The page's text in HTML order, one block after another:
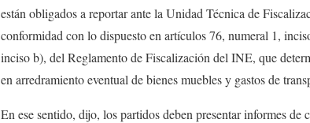
están obligados a reportar ante la Unidad Técnica de
conformidad con lo dispuesto en artículos 76, numeral 1,
inciso b), del Reglamento de Fiscalización del INE, que
en arredramiento eventual de bienes muebles y gastos de
En ese sentido, dijo, los partidos deben presentar informes